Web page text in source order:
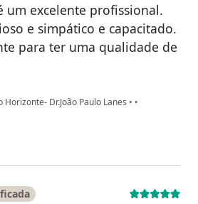
um excelente profissional.
e simpático e capacitado.
para ter uma qualidade de
Dr.João Paulo Lanes • •